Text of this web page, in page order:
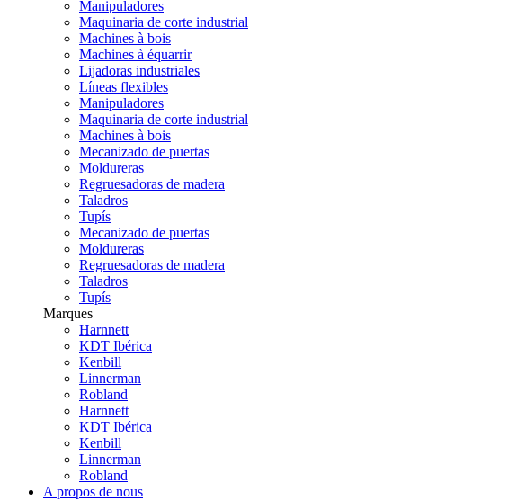
Manipuladores
Maquinaria de corte industrial
Machines à bois
Machines à équarrir
Lijadoras industriales
Líneas flexibles
Manipuladores
Maquinaria de corte industrial
Machines à bois
Mecanizado de puertas
Moldureras
Regruesadoras de madera
Taladros
Tupís
Mecanizado de puertas
Moldureras
Regruesadoras de madera
Taladros
Tupís
Marques
Harnnett
KDT Ibérica
Kenbill
Linnerman
Robland
Harnnett
KDT Ibérica
Kenbill
Linnerman
Robland
A propos de nous